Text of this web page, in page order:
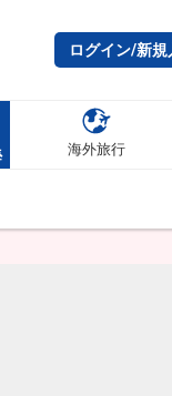
ログイン/新規
海外旅行